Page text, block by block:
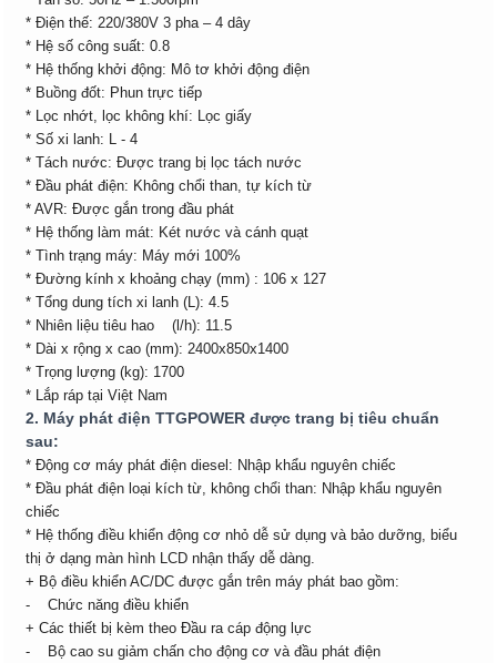
* Điện thế: 220/380V 3 pha – 4 dây
* Hệ số công suất: 0.8
* Hệ thống khởi động: Mô tơ khởi động điện
* Buồng đốt: Phun trực tiếp
* Lọc nhớt, lọc không khí: Lọc giấy
* Số xi lanh: L - 4
* Tách nước: Được trang bị lọc tách nước
* Đầu phát điện: Không chổi than, tự kích từ
* AVR: Được gắn trong đầu phát
* Hệ thống làm mát: Két nước và cánh quạt
* Tình trạng máy: Máy mới 100%
* Đường kính x khoảng chạy (mm) : 106 x 127
* Tổng dung tích xi lanh (L): 4.5
* Nhiên liệu tiêu hao (l/h): 11.5
* Dài x rộng x cao (mm): 2400x850x1400
* Trọng lượng (kg): 1700
* Lắp ráp tại Việt Nam
2. Máy phát điện TTGPOWER được trang bị tiêu chuẩn
sau:
* Động cơ máy phát điện diesel: Nhập khẩu nguyên chiếc
* Đầu phát điện loại kích từ, không chổi than: Nhập khẩu nguyên
chiếc
* Hệ thống điều khiển động cơ nhỏ dễ sử dụng và bảo dưỡng, biểu
thị ở dạng màn hình LCD nhận thấy dễ dàng.
+ Bộ điều khiển AC/DC được gắn trên máy phát bao gồm:
- Chức năng điều khiển
+ Các thiết bị kèm theo Đầu ra cáp động lực
- Bộ cao su giảm chấn cho động cơ và đầu phát điện